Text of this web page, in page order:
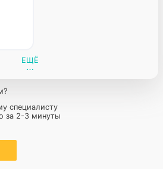
ЕЩЁ
специалисту
за 2-3 минуты